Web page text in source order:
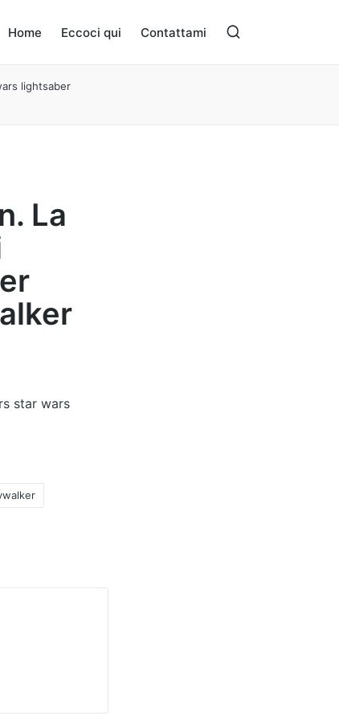
Home Eccoci qui Contattami
lightsaber
La
star wars